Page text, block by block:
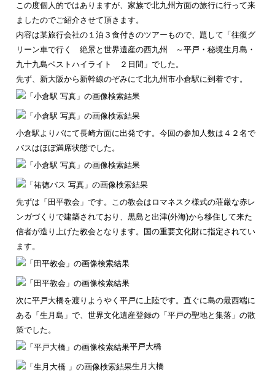
この度個人的ではありますが、家族で北九州方面の旅行に行って来
ましたのでご紹介させて頂きます。
内容は某旅行会社の１泊３食付きのツアーもので、題して「往復グ
リーン車で行く 絶景と世界遺産の西九州 ～平戸・秘境生月島・
九十九島ベストハイライト ２日間」でした。
先ず、新大阪から新幹線のぞみにて北九州市小倉駅に到着です。
小倉駅よりバにて長崎方面に出発です。今回の参加人数は４２名で
バスはほぼ満席状態でした。
先ずは「田平教会」です。この教会はロマネスク様式の荘厳な赤レ
ンガづくりで建築されており、黒島と出津(外海)から移住して来た
信者が造り上げた教会となります。国の重要文化財に指定されてい
ます。
次に平戸大橋を渡りようやく平戸に上陸です。直ぐに島の最西端に
ある「生月島」で、世界文化遺産登録の「平戸の聖地と集落」の散
策でした。
平戸大橋
生月大橋